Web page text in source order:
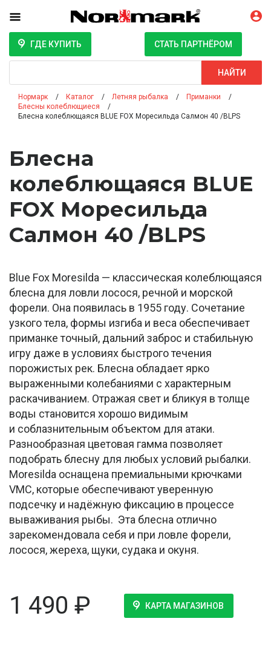
ГДЕ КУПИТЬ СТАТЬ ПАРТНЁРОМ
НАЙТИ
Нормарк Каталог Летняя рыбалка
Приманки
Блесны колеблющиеся
Блесна колеблющаяся BLUE FOX Моресильда Салмон 40 /BLPS
Блесна
колеблющаяся BLUE
FOX Моресильда
Салмон 40 /BLPS
Blue Fox Moresilda — классическая колеблющаяся
блесна для ловли лосося, речной и морской
форели. Она появилась в 1955 году. Сочетание
узкого тела, формы изгиба и веса обеспечивает
приманке точный, дальний заброс и стабильную
игру даже в условиях быстрого течения
порожистых рек. Блесна обладает ярко
выраженными колебаниями с характерным
раскачиванием. Отражая свет и бликуя в толще
воды становится хорошо видимым
и соблазнительным объектом для атаки.
Разнообразная цветовая гамма позволяет
подобрать блесну для любых условий рыбалки.
Moresilda оснащена премиальными крючками
VMC, которые обеспечивают уверенную
подсечку и надёжную фиксацию в процессе
вываживания рыбы. Эта блесна отлично
зарекомендовала себя и при ловле форели,
лосося, жереха, щуки, судака и окуня.
1 490 ₽ КАРТА МАГАЗИНОВ